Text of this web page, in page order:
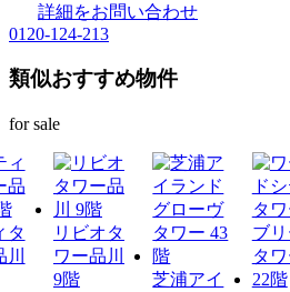
詳細をお問い合わせ
0120-124-213
類似おすすめ物件
for sale
タ
リビオタ
ワー品川
9階
芝浦アイ